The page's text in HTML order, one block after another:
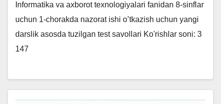
Informatika va axborot texnologiyalari fanidan 8-sinflar
uchun 1-chorakda nazorat ishi o’tkazish uchun yangi
darslik asosda tuzilgan test savollari Ko'rishlar soni: 3
147